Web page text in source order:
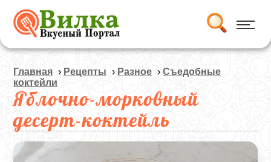
Главная › Рецепты › Разное ›Съедобные
коктейли
Яблочно-морковный
десерт-коктейль